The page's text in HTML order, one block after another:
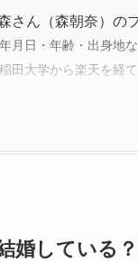
さん（森朝奈）の
月日・年齢・出身地
田大学から楽天を経
婚している